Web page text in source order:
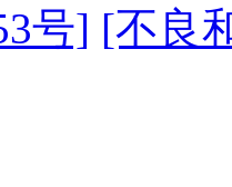
号] [不良